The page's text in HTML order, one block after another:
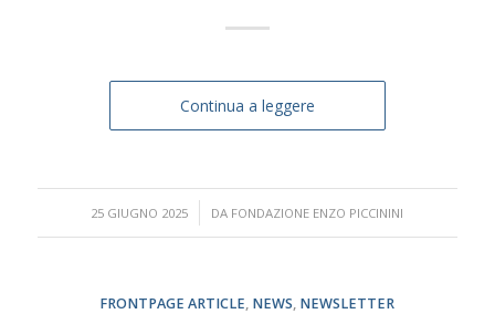
Continua a leggere
25 GIUGNO 2025
/ DA FONDAZIONE ENZO PICCININI
FRONTPAGE ARTICLE, NEWS, NEWSLETTER